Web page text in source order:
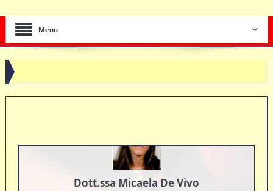
Menu
deve produrre il contratto di conto corrente
Dott.ssa Micaela De Vivo